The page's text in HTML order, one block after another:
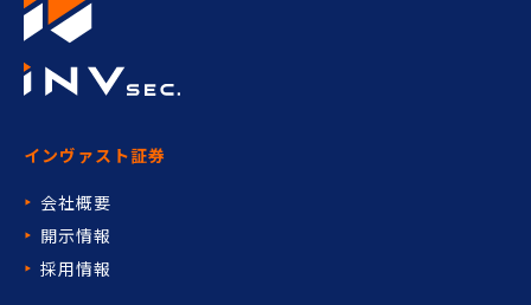
インヴァスト証券
会社概要
開示情報
採用情報